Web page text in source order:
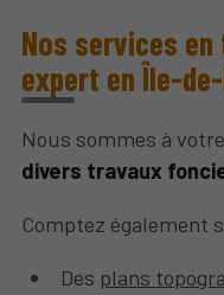
Nos services
expert en Île-
Nous sommes à
divers travaux
Comptez également
Des plans